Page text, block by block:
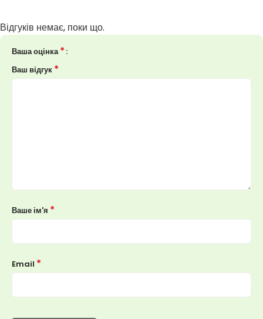
Відгуків немає, поки що.
Ваша оцінка*
Ваш відгук *
Ваше ім'я *
Email *